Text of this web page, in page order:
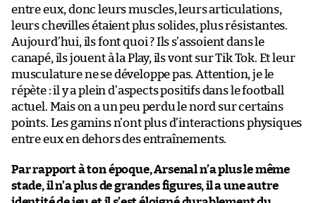
entre eux, donc leurs muscles, leurs articulations,
leurs chevilles étaient plus solides, plus résistantes.
Aujourd’hui, ils font quoi ? Ils s’assoient dans le
canapé, ils jouent à la Play, ils vont sur Tik Tok. Et leur
musculature ne se développe pas. Attention, je le
répète : il y a plein d’aspects positifs dans le football
actuel. Mais on a un peu perdu le nord sur certains
points. Les gamins n’ont plus d’interactions physiques
entre eux en dehors des entraînements.
Par rapport à ton époque, Arsenal n’a plus le même
stade, il n’a plus de grandes figures, il a une autre